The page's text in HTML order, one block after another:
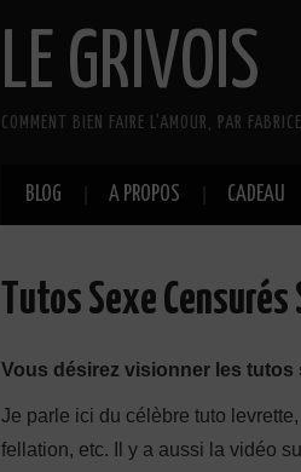
LE GRIVOIS
COMMENT BIEN FAIRE L'AMOUR, PAR
BLOG A PROPOS CADEAU
Tutos Sexe
Vous désirez visionner les
Je parle ici du célèbre tuto
fellation, etc. Il y a aussi la vidéo